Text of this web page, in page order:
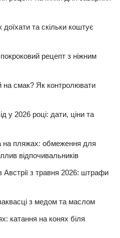
та скільки коштує
рецепт з ніжним
на смак? Як контролювати
у 2026 році: дати, ціни та
на пляжах: обмеження для
відпочивальників
Австрії з травня 2026: штрафи
з медом та маслом
катання на конях біля